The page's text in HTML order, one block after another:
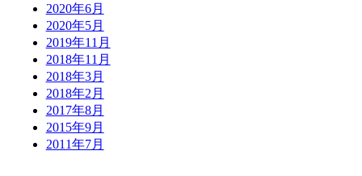
2020年6月
2020年5月
2019年11月
2018年11月
2018年3月
2018年2月
2017年8月
2015年9月
2011年7月